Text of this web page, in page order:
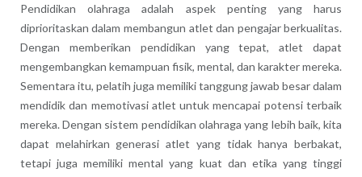
Pendidikan olahraga adalah aspek penting yang harus
diprioritaskan dalam membangun atlet dan pengajar berkualitas.
Dengan memberikan pendidikan yang tepat, atlet dapat
mengembangkan kemampuan fisik, mental, dan karakter mereka.
Sementara itu, pelatih juga memiliki tanggung jawab besar dalam
mendidik dan memotivasi atlet untuk mencapai potensi terbaik
mereka. Dengan sistem pendidikan olahraga yang lebih baik, kita
dapat melahirkan generasi atlet yang tidak hanya berbakat,
tetapi juga memiliki mental yang kuat dan etika yang tinggi